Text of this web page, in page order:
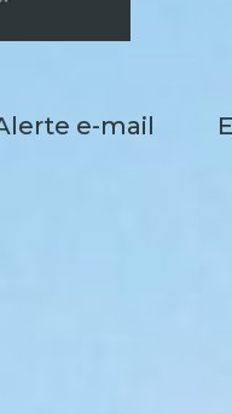
alerte e-mail